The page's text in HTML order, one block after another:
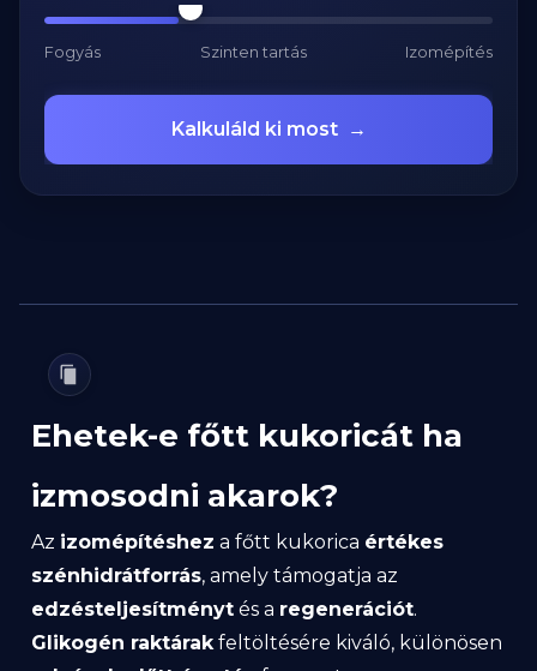
Fogyás Szinten tartás Izomépítés
Kalkuláld ki most →
Ehetek-e főtt kukoricát ha
izmosodni akarok?
Az izomépítéshez a főtt kukorica értékes
szénhidrátforrás, amely támogatja az
edzésteljesítményt és a regenerációt.
Glikogén raktárakfeltöltésére kiváló, különösen